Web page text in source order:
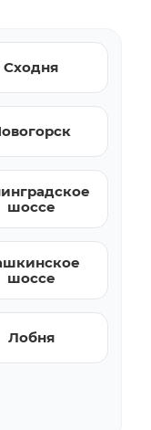
Сходня
шоссе
шоссе
Лобня